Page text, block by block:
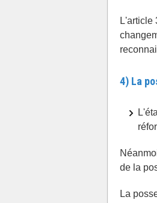
L'article
4) La
de la
La